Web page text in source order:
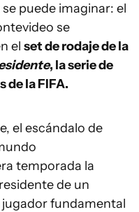
puede imaginar: el
se
el set de rodaje de la
, la serie de
de la FIFA.
el escándalo de
temporada la
de un
fundamental